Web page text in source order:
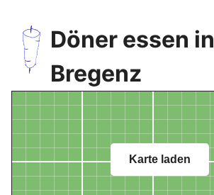
Döner essen in
Bregenz
Karte laden